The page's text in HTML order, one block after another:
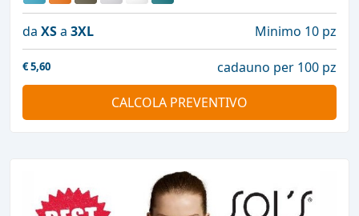
da XSa 3XL Minimo 10 pz
€5,60
cadauno per 100 pz
CALCOLA PREVENTIVO